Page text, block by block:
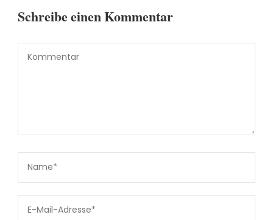
Schreibe einen Kommentar